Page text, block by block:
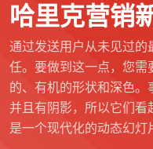
哈里克营销
通过发送用户从未见过
任。要做到这一点，您需
的、有机的形状和深色。
并且有阴影，所以它们看
是一个现代化的动态幻灯